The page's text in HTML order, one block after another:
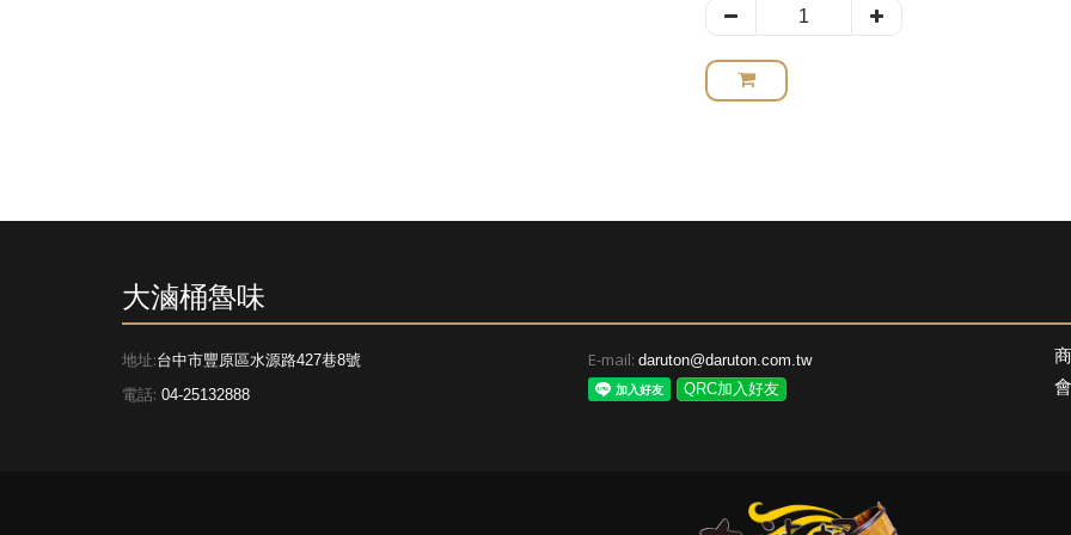
大滷桶魯味
地址:台中市豐原區水源路427巷8號
電話: 04-25132888
E-mail: daruton@daruton.com.tw
QRC加入好友